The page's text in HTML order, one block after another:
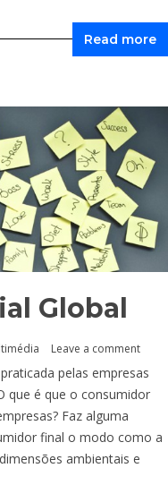
Read more
Global
Leave a comment
pelas empresas
que é que o consumidor
Faz alguma
final o modo como a
ambientais e